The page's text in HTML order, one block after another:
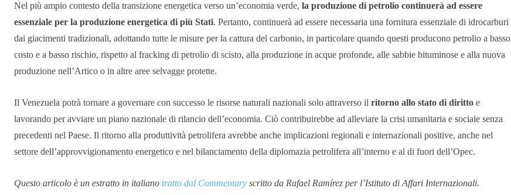
Nel più ampio contesto della transizione energetica verso un’economia verde, la produzione di petrolio continuerà ad essere
essenziale per la produzione energetica di più Stati. Pertanto, continuerà ad essere necessaria una fornitura essenziale di idrocarburi
dai giacimenti tradizionali, adottando tutte le misure per la cattura del carbonio, in particolare quando questi producono petrolio a basso
costo e a basso rischio, rispetto al fracking di petrolio di scisto, alla produzione in acque profonde, alle sabbie bituminose e alla nuova
produzione nell’Artico o in altre aree selvagge protette.
Il Venezuela potrà tornare a governare con successo le risorse naturali nazionali solo attraverso il ritorno allo stato di diritto e
lavorando per avviare un piano nazionale di rilancio dell’economia. Ciò contribuirebbe ad alleviare la crisi umanitaria e sociale senza
precedenti nel Paese. Il ritorno alla produttività petrolifera avrebbe anche implicazioni regionali e internazionali positive, anche nel
settore dell’approvvigionamento energetico e nel bilanciamento della diplomazia petrolifera all’interno e al di fuori dell’Opec.
Questo articolo è un estratto in italiano tratto dal Commentary scritto da Rafael Ramírez per l’Istituto di Affari Internazionali.